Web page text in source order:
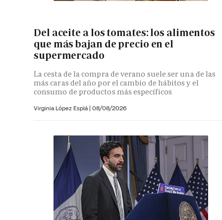
Del aceite a los tomates: los alimentos
que más bajan de precio en el
supermercado
La cesta de la compra de verano suele ser una de las
más caras del año por el cambio de hábitos y el
consumo de productos más específicos
Virginia López Esplá | 08/08/2026